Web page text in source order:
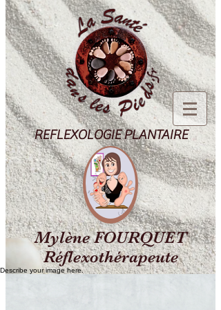
REFLEXOLOGIE PLANTAIRE
Mylène FOURQUET
Réflexothérapeute
Describe your image here.